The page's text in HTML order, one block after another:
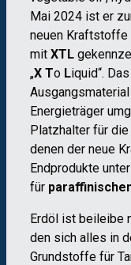
Mai 2024 ist er
neuen Kraftstoffe
mit XTL
„X To Liquid“.
Energieträger
Platzhalter für
denen der neue
Endprodukte
für
Erdöl ist beileibe
den sich alles in
Grundstoffe für